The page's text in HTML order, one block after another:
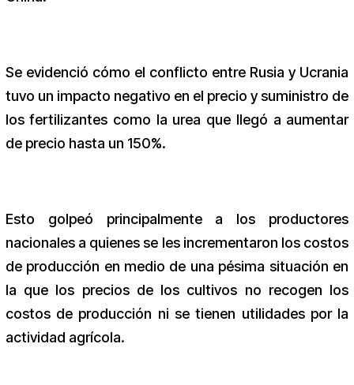
Se evidenció cómo el conflicto entre Rusia y Ucrania
tuvo un impacto negativo en el precio y suministro de
los fertilizantes como la urea que llegó a aumentar
de precio hasta un 150%.
Esto golpeó principalmente a los productores
nacionales a quienes se les incrementaron los costos
de producción en medio de una pésima situación en
la que los precios de los cultivos no recogen los
costos de producción ni se tienen utilidades por la
actividad agrícola.